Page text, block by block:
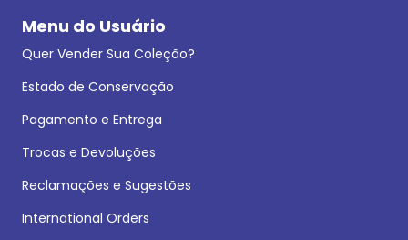
Menu do Usuário
Quer Vender Sua Coleção?
Estado de Conservação
Pagamento e Entrega
Trocas e Devoluções
Reclamações e Sugestões
International Orders